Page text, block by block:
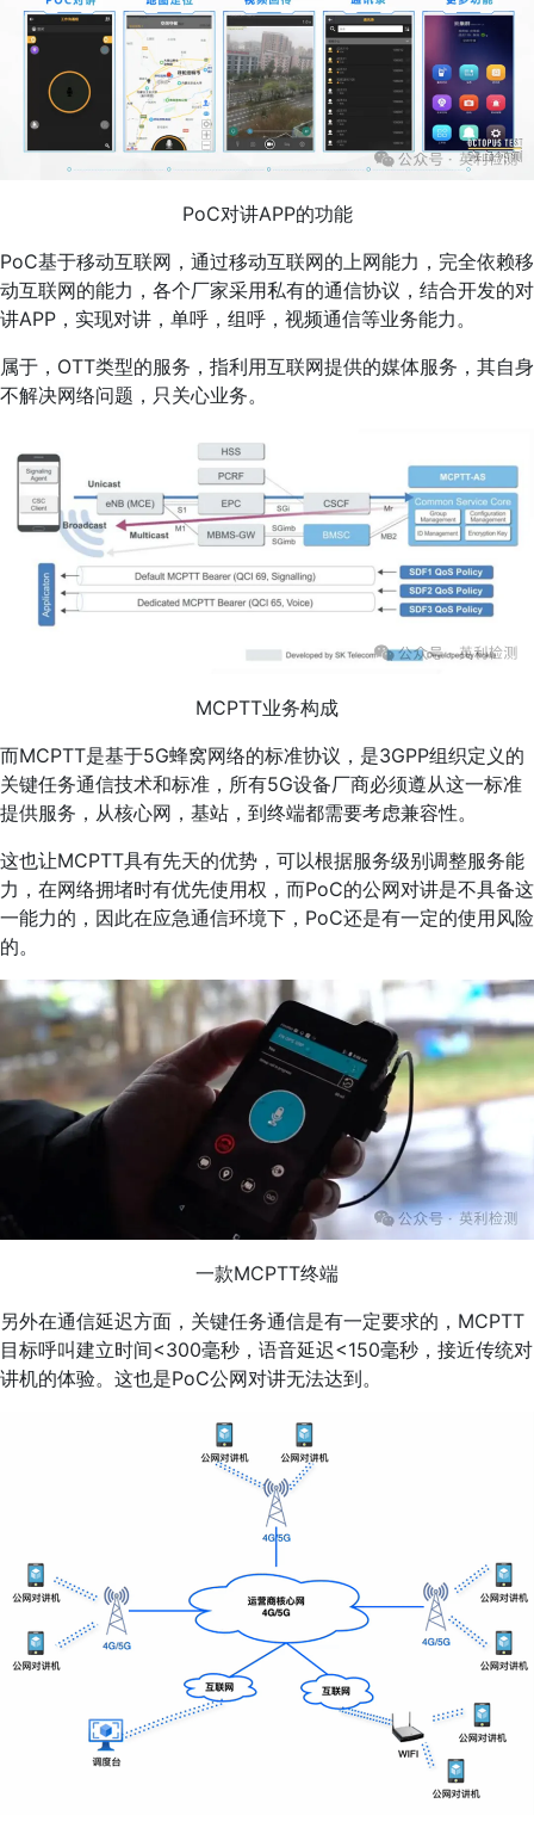
PoC对讲APP的功能
PoC基于移动互联网，通过移动互联网的上网能力，完全依赖移
动互联网的能力，各个厂家采用私有的通信协议，结合开发的对
讲APP，实现对讲，单呼，组呼，视频通信等业务能力。
属于，OTT类型的服务，指利用互联网提供的媒体服务，其自身
不解决网络问题，只关心业务。
MCPTT业务构成
而MCPTT是基于5G蜂窝网络的标准协议，是3GPP组织定义的
关键任务通信技术和标准，所有5G设备厂商必须遵从这一标准
提供服务，从核心网，基站，到终端都需要考虑兼容性。
这也让MCPTT具有先天的优势，可以根据服务级别调整服务能
力，在网络拥堵时有优先使用权，而PoC的公网对讲是不具备这
一能力的，因此在应急通信环境下，PoC还是有一定的使用风险
的。
一款MCPTT终端
另外在通信延迟方面，关键任务通信是有一定要求的，MCPTT
目标呼叫建立时间<300毫秒，语音延迟<150毫秒，接近传统对
讲机的体验。这也是PoC公网对讲无法达到。